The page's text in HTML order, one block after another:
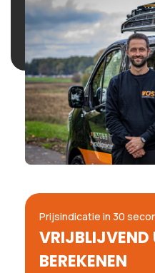
Prijsindicatie in 30
VRIJBLIJVEND
BEREKENEN